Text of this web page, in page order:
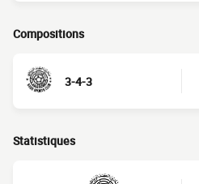
Compositions
3-4-3
Statistiques